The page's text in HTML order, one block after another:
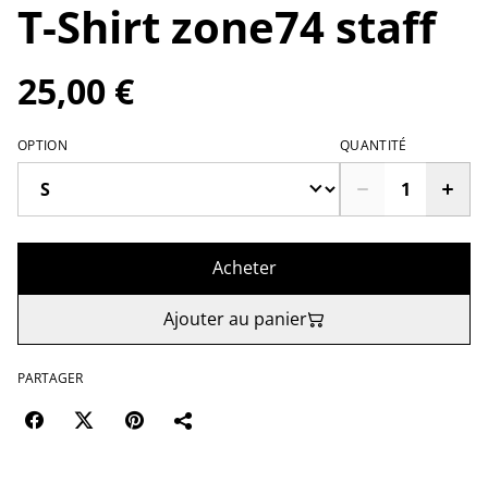
T-Shirt zone74 staff
25,00 €
OPTION QUANTITÉ
Acheter
Ajouter au panier
PARTAGER